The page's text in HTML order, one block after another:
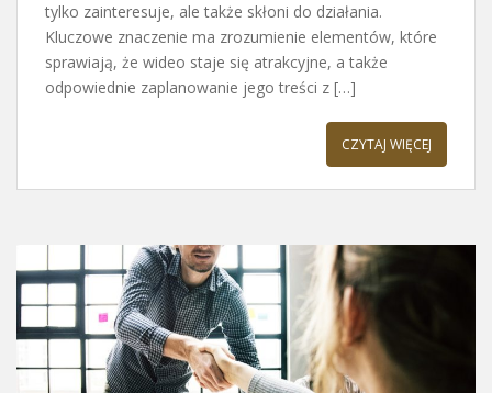
tylko zainteresuje, ale także skłoni do działania.
Kluczowe znaczenie ma zrozumienie elementów, które
sprawiają, że wideo staje się atrakcyjne, a także
odpowiednie zaplanowanie jego treści z […]
CZYTAJ WIĘCEJ